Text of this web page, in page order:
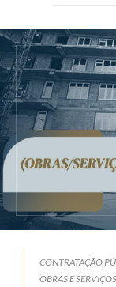
CONTRATAÇÃO
OBRAS E